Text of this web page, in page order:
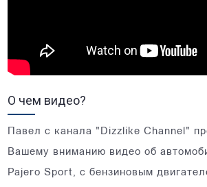
О чем видео?
Павел с канала "Dizzlike Channel"
Вашему вниманию видео об
Pajero Sport, с бензиновым